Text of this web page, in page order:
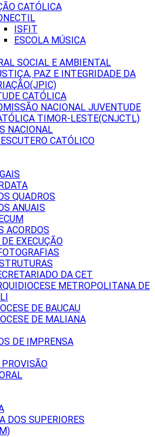
CATÓLICA
ISFIT
ESCOLA MÚSICA
SOCIAL E AMBIENTAL
PAZ E INTEGRIDADE DA
CATÓLICA
NACIONAL JUVENTUDE
TIMOR-LESTE(CNJCTL)
NACIONAL
CATÓLICO
QUADROS
ANUAIS
ACORDOS
EXECUÇÃO
DA CET
METROPOLITANA DE
DE BAUCAU
DE MALIANA
DE IMPRENSA
PROVISÃO
DOS SUPERIORES